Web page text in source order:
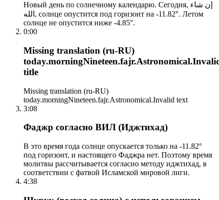
Новый день по солнечному календарю. Сегодня, إن شاء
الله, солнце опустится под горизонт на -11.82°. Летом
солнце не опустится ниже -4.85°.
0:00
Missing translation (ru-RU)
title
Missing translation (ru-RU)
today.morningNineteen.fajr.Astronomical.Invalid text
3:08
Фаджр согласно ВИЛ (Иджтихад)
В это время года солнце опускается только на -11.82°
под горизонт, и настоящего Фаджра нет. Поэтому время
молитвы рассчитывается согласно методу иджтихад, в
соответствии с фатвой Исламской мировой лиги.
4:38